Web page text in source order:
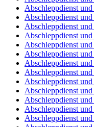
Abschleppdienst
Abschleppdienst
Abschleppdienst
Abschleppdienst
Abschleppdienst
Abschleppdienst
Abschleppdienst
Abschleppdienst
Abschleppdienst
Abschleppdienst
Abschleppdienst
Abschleppdienst
Abschleppdienst